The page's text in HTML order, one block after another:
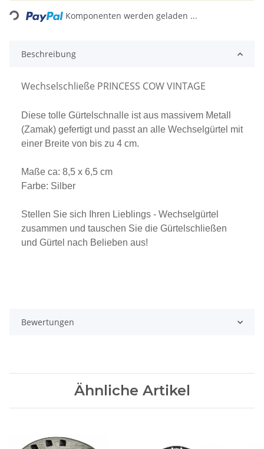
Komponenten werden geladen ...
Beschreibung
Wechselschließe PRINCESS COW VINTAGE
Diese tolle Gürtelschnalle ist aus massivem Metall
(Zamak) gefertigt und passt an alle Wechselgürtel mit
einer Breite von bis zu 4 cm.
Maße ca: 8,5 x 6,5 cm
Farbe: Silber
Stellen Sie sich Ihren Lieblings - Wechselgürtel
zusammen und tauschen Sie die Gürtelschließen
und Gürtel nach Belieben aus!
Bewertungen
Ähnliche Artikel